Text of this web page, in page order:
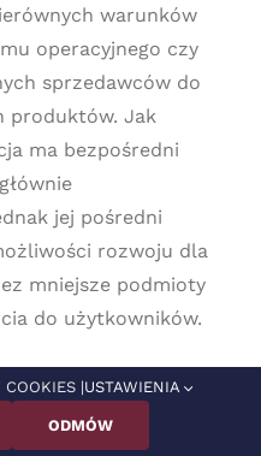
warunków
operacyjnego czy
sprzedawców do
produktów. Jak
ma bezpośredni
jej pośredni
rozwoju dla
mniejsze podmioty
do użytkowników.
etapie
jako „strażników
przez nie usługi,
COOKIES |USTAWIENIA
ODMÓW